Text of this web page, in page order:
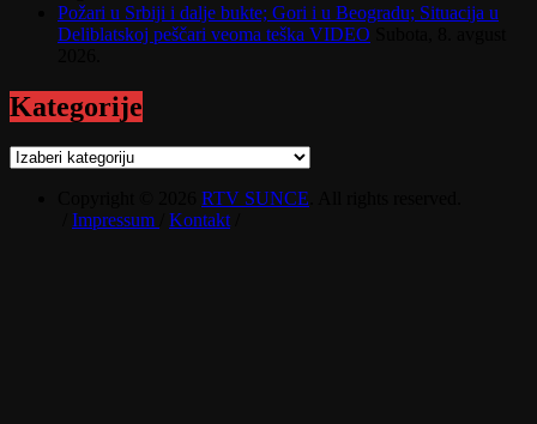
Požari u Srbiji i dalje bukte; Gori i u Beogradu; Situacija u
Deliblatskoj peščari veoma teška VIDEO
Kategorije
Kategorije
RTV SUNCE
Impressum Kontakt/